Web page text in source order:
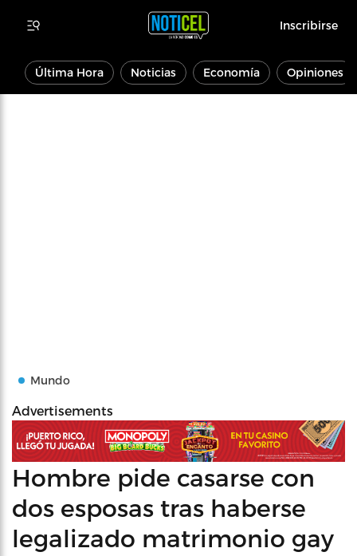
Inscribirse
Última Hora Noticias Economía Opiniones
Mundo
Advertisements
Hombre pide casarse con
dos esposas tras haberse
legalizado matrimonio gay